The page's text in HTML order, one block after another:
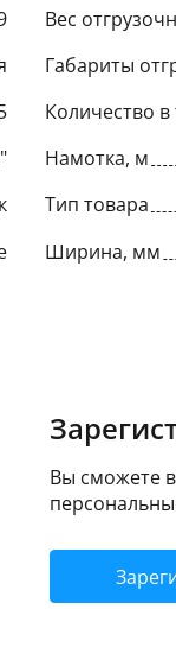
Вес
Габариты
Количество
Намотка, м
Тип товара
Ширина, мм
Вы сможете